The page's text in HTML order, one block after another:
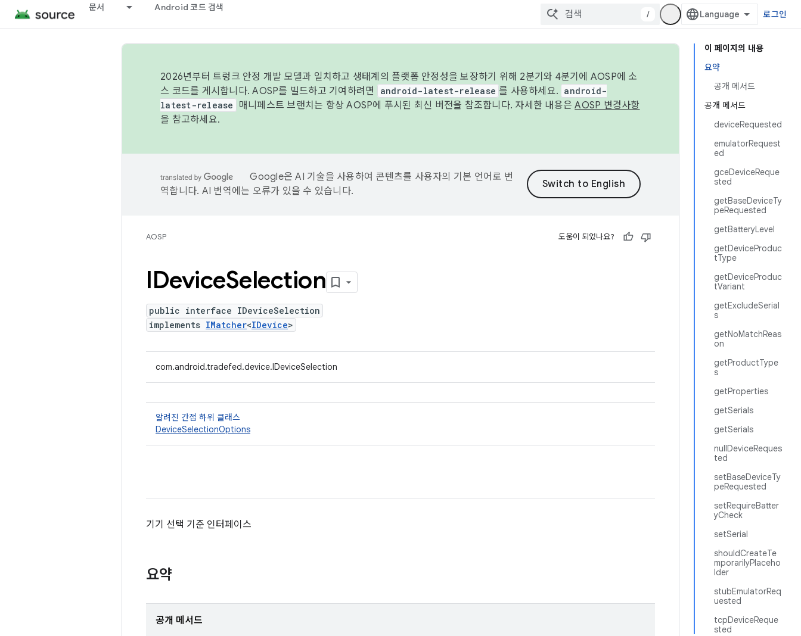
문서 Android 코드 검색
/ 로그인
이 페이지의 내용
요약
공개 메서드
공개 메서드
deviceRequested
emulatorRequest
ed
gceDeviceReque
sted
getBaseDeviceTy
peRequested
getBatteryLevel
getDeviceProduc
tType
getDeviceProduc
tVariant
getExcludeSerial
s
getNoMatchReas
on
getProductType
s
getProperties
getSerials
getSerials
nullDeviceReques
ted
setBaseDeviceTy
peRequested
setRequireBatter
yCheck
setSerial
shouldCreateTe
mporarilyPlaceho
lder
stubEmulatorReq
uested
tcpDeviceReque
sted
2026년부터 트렁크 안정 개발 모델과 일치하고 생태계의 플랫폼 안정성을 보장하기 위해 2분기와 4분기에 AOSP에 소
스 코드를 게시합니다. AOSP를 빌드하고 기여하려면
android-latest-release 를 사용하세요. android-
latest-release
매니페스트 브랜치는 항상 AOSP에 푸시된 최신 버전을 참조합니다. 자세한 내용은AOSP 변경사항
을 참고하세요.
Google은 AI 기술을 사용하여 콘텐츠를 사용자의 기본 언어로 번
역합니다. AI 번역에는 오류가 있을 수 있습니다.
AOSP 도움이 되었나요?
IDeviceSelection
public interface IDeviceSelection
implements IMatcher<IDevice>
com.android.tradefed.device.IDeviceSelection
알려진 간접 하위 클래스
DeviceSelectionOptions
기기 선택 기준 인터페이스
요약
공개 메서드